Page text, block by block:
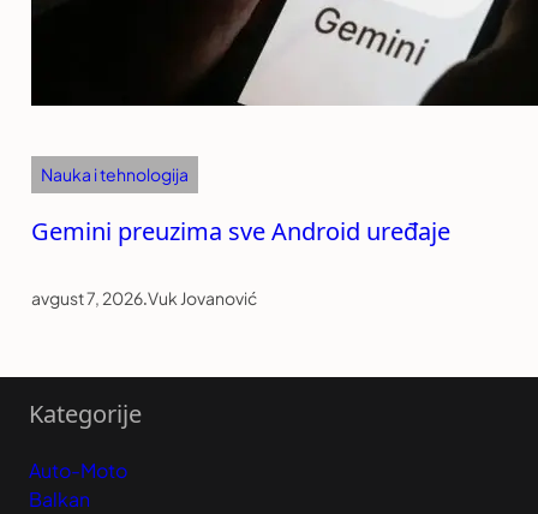
Nauka i tehnologija
Gemini preuzima sve Android uređaje
avgust 7, 2026.Vuk Jovanović
Kategorije
Auto-Moto
Balkan